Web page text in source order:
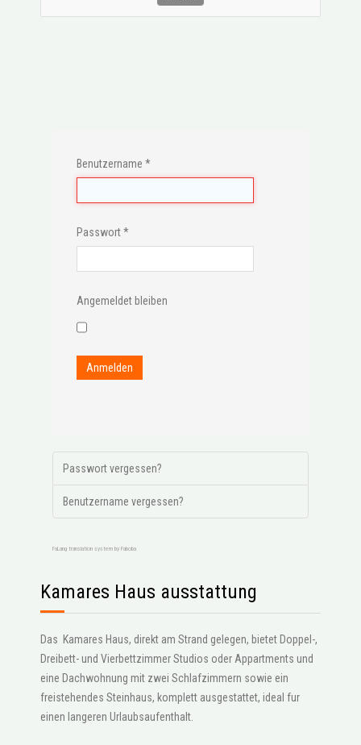
Benutzername *
Passwort*
Angemeldet bleiben
Anmelden
Passwort vergessen?
Benutzername vergessen?
FaLang translation system by Faboba
Kamares Haus ausstattung
Das Kamares Haus, direkt am Strand gelegen, bietet Doppel-,
Dreibett- und Vierbettzimmer Studios oder Appartments und
eine Dachwohnung mit zwei Schlafzimmern sowie ein
freistehendes Steinhaus, komplett ausgestattet, ideal fur
einen langeren Urlaubsaufenthalt.